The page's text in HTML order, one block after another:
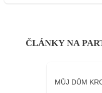
ČLÁNKY NA
MŮJ DŮM